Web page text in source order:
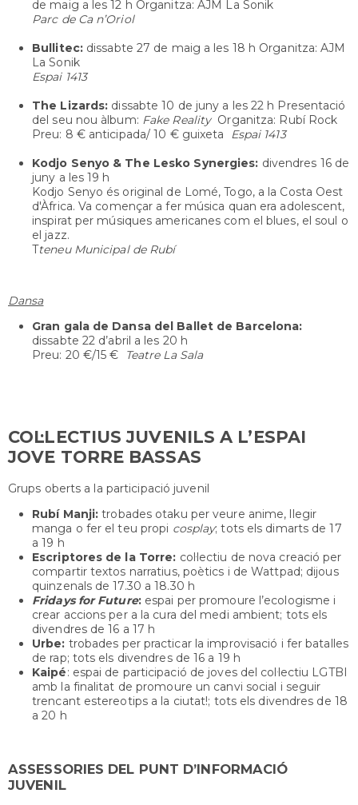
de maig a les 12 h Organitza: AJM La Sonik
Parc de Ca n’Oriol
Bullitec: dissabte 27 de maig a les 18 h Organitza: AJM
La Sonik
Espai 1413
The Lizards: dissabte 10 de juny a les 22 h Presentació
del seu nou àlbum: Fake RealityOrganitza: Rubí Rock
Preu: 8 € anticipada/ 10 € guixeta Espai 1413
Kodjo Senyo & The Lesko Synergies: divendres 16 de
juny a les 19 h
Kodjo Senyo és original de Lomé, Togo, a la Costa Oest
d'Àfrica. Va començar a fer música quan era adolescent,
inspirat per músiques americanes com el blues, el soul o
el jazz.
Tteneu Municipal de Rubí
Dansa
Gran gala de Dansa del Ballet de Barcelona:
dissabte 22 d’abril a les 20 h
Preu: 20 €/15 €
Teatre La Sala
COL·LECTIUS JUVENILS A L’ESPAI
JOVE TORRE BASSAS
Grups oberts a la participació juvenil
Rubí Manji: trobades otaku per veure anime, llegir
manga o fer el teu propi cosplay; tots els dimarts de 17
a 19 h
Escriptores de la Torre: col·lectiu de nova creació per
compartir textos narratius, poètics i de Wattpad; dijous
quinzenals de 17.30 a 18.30 h
Fridays for Future:espai per promoure l’ecologisme i
crear accions per a la cura del medi ambient; tots els
divendres de 16 a 17 h
Urbe: trobades per practicar la improvisació i fer batalles
de rap; tots els divendres de 16 a 19 h
Kaipé: espai de participació de joves del col·lectiu LGTBI
amb la finalitat de promoure un canvi social i seguir
trencant estereotips a la ciutat!; tots els divendres de 18
a 20 h
ASSESSORIES DEL PUNT D’INFORMACIÓ
JUVENIL